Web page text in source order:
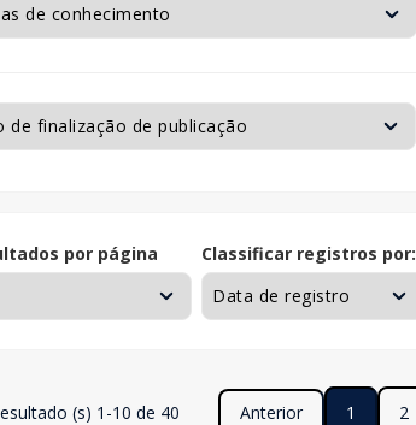
por página Classificar registros por:
(s) 1-10 de 40 Anterior 1 2